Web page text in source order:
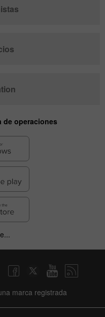
de operaciones
marca registrada